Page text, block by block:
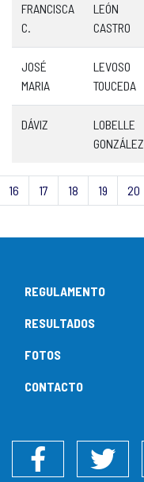
FRANCISCA
C.
LEÓN
CASTRO
JOSÉ
MARIA
LEVOSO
TOUCEDA
DÁVIZ
LOBELLE
GONZÁLEZ
16 17 18 19 20
REGULAMENTO
RESULTADOS
FOTOS
CONTACTO
Twitter